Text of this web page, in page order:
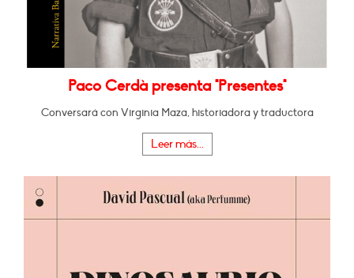
Paco Cerdà presenta "Presentes"
Conversará con Virginia Maza, historiadora y traductora
Leer más...